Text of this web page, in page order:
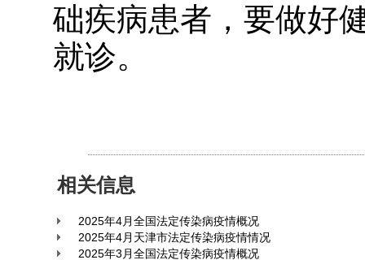
础疾病患者，要做好
就诊。
相关信息
2025年4月全国法定传染病疫情概况
2025年4月天津市法定传染病疫情情况
2025年3月全国法定传染病疫情概况